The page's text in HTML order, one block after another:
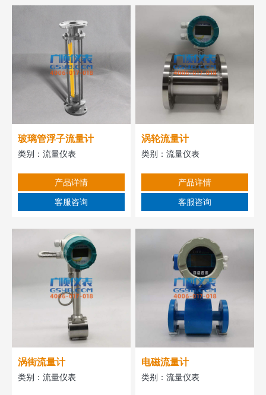
玻璃管浮子流量计
类别： 流量仪表
产品详情
客服咨询
涡轮流量计
类别：流量仪表
产品详情
客服咨询
涡街流量计
类别： 流量仪表
电磁流量计
类别：流量仪表